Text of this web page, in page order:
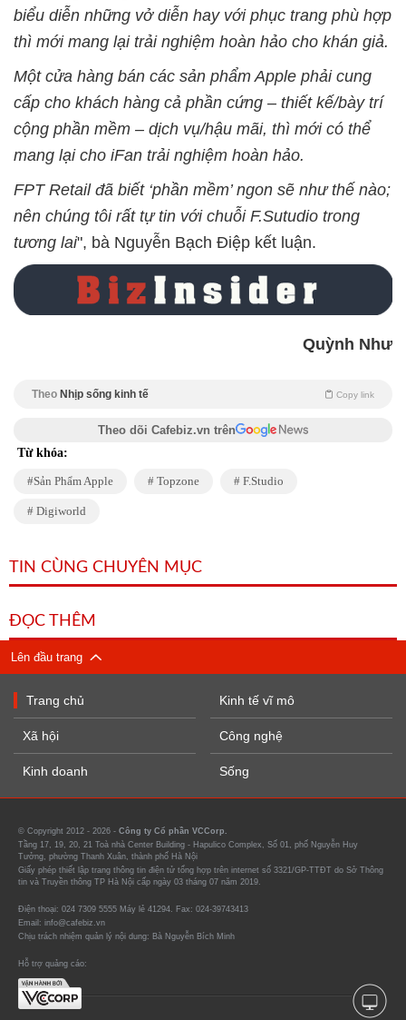
biểu diễn những vở diễn hay với phục trang phù hợp
thì mới mang lại trải nghiệm hoàn hảo cho khán giả.
Một cửa hàng bán các sản phẩm Apple phải cung
cấp cho khách hàng cả phần cứng – thiết kế/bày trí
cộng phần mềm – dịch vụ/hậu mãi, thì mới có thể
mang lại cho iFan trải nghiệm hoàn hảo.
FPT Retail đã biết ‘phần mềm’ ngon sẽ như thế nào;
nên chúng tôi rất tự tin với chuỗi F.Sutudio trong
tương lai", bà Nguyễn Bạch Điệp kết luận.
Quỳnh Như
Theo Nhịp sống kinh tế Copy link
Theo dõi Cafebiz.vn trên
Từ khóa:
Sản Phẩm Apple Topzone F.Studio
Digiworld
TIN CÙNG CHUYÊN MỤC
ĐỌC THÊM
Lên đầu trang
Trang chủ
Xã hội
Kinh doanh
Kinh tế vĩ mô
Công nghệ
Sống
© Copyright 2012 - 2026 - Công ty Cổ phần VCCorp.
Tầng 17, 19, 20, 21 Toà nhà Center Building - Hapulico Complex, Số 01, phố Nguyễn Huy
Tưởng, phường Thanh Xuân, thành phố Hà Nội
Giấy phép thiết lập trang thông tin điện tử tổng hợp trên internet số 3321/GP-TTĐT do Sở Thông
tin và Truyền thông TP Hà Nội cấp ngày 03 tháng 07 năm 2019.
Điện thoại: 024 7309 5555 Máy lẻ 41294. Fax: 024-39743413
Email: info@cafebiz.vn
Chịu trách nhiệm quản lý nội dung: Bà Nguyễn Bích Minh
Hỗ trợ quảng cáo: